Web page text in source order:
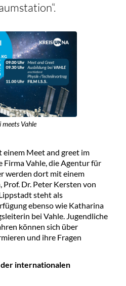
Vahle
einem Meet and greet im
Firma Vahle, die Agentur für
werden dort mit einem
Dr. Peter Kersten von
steht als
ebenso wie Katharina
bei Vahle. Jugendliche
können sich über
und ihre Fragen
internationalen